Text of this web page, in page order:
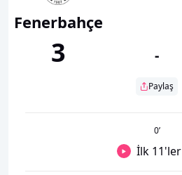
Fenerbahçe
3 -
Paylaş
0’
İlk 11'ler